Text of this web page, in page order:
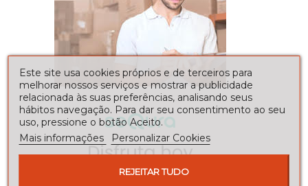
Este site usa cookies próprios e de terceiros para
melhorar nossos serviços e mostrar a publicidade
relacionada às suas preferências, analisando seus
hábitos navegação. Para dar seu consentimento ao seu
uso, pressione o botão Aceito.
Mais informações
Personalizar Cookies
REJEITAR TUDO